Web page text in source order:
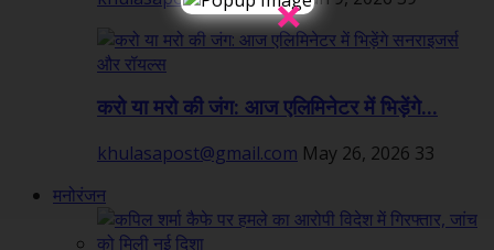
करो या मरो की जंग: आज एलिमिनेटर में भिड़ेंगे...
khulasapost@gmail.com May 26, 2026 33
मनोरंजन
×